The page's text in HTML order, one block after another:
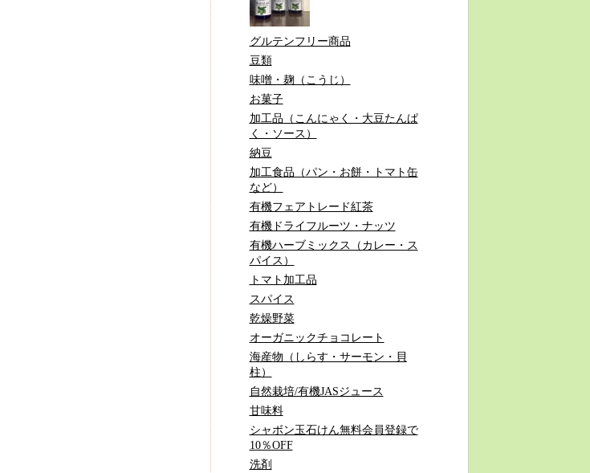
グルテンフリー商品
豆類
味噌・麹（こうじ）
お菓子
加工品（こんにゃく・大豆たんぱ
く・ソース）
納豆
加工食品（パン・お餅・トマト缶
など）
有機フェアトレード紅茶
有機ドライフルーツ・ナッツ
有機ハーブミックス（カレー・ス
パイス）
トマト加工品
スパイス
乾燥野菜
オーガニックチョコレート
海産物（しらす・サーモン・貝
柱）
自然栽培/有機JASジュース
甘味料
シャボン玉石けん無料会員登録で
10％OFF
洗剤